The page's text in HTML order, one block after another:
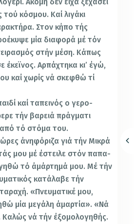
τού κόσμου. Καί λιγάκι
Στον κήπο τής
μία διαφορά μέ τόν
στήν μέση. Κάπως
έκεϊνος. Αρπά­χτηκα κι’ έγώ,
καί χωρίς νά σκεφθώ τί
καί ταπεινός ο γερο-
τήν βαρειά πράγματι
τό στόμα του.
άνηφόριζα γιά τήν Μικρά
μου μέ έστειλε στόν παπα-
τό άμάρτημά μου. Μέ τήν
κατάλαβε τήν
«Πνευματικέ μου,
μία μεγάλη άμαρτία». «Νά
Καλώς νά τήν έξομολογηθής.